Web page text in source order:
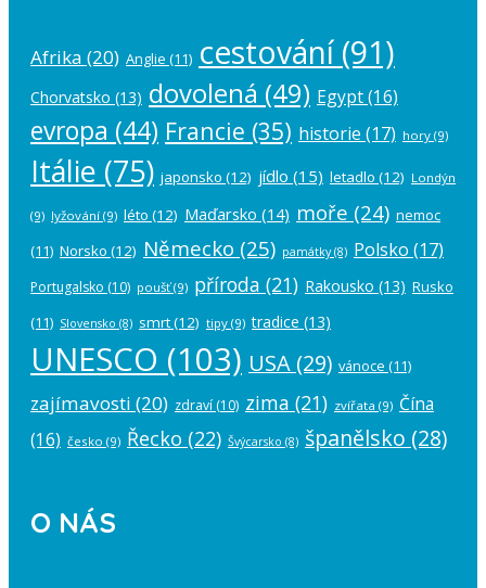
Afrika (20) Anglie (11) cestování(91)
Chorvatsko (13) dovolená (49) Egypt(16)
evropa (44) Francie (35) historie (17) hory (9)
Itálie (75) japonsko (12) jídlo (15) letadlo (12) Londýn
(9) lyžování (9) léto (12) Maďarsko (14) moře (24) nemoc
(11) Norsko (12) Německo (25) památky(8) Polsko (17)
Portugalsko (10) poušť(9) příroda (21) Rakousko (13) Rusko
(11) Slovensko (8) smrt(12) tipy (9) tradice (13)
UNESCO (103) USA (29) vánoce (11)
zajímavosti (20) zdraví (10) zima (21) zvířata (9) Čína
(16) česko (9) Řecko (22) Švýcarsko (8) španělsko (28)
O NÁS